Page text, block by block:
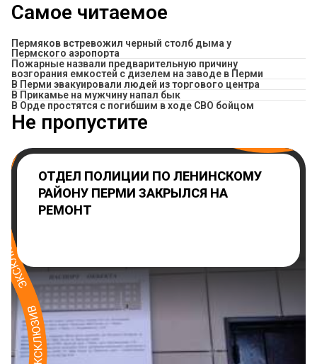
Самое читаемое
Пермяков встревожил черный столб дыма у
Пермского аэропорта
Пожарные назвали предварительную причину
возгорания емкостей с дизелем на заводе в Перми
В Перми эвакуировали людей из торгового центра
​В Прикамье на мужчину напал бык
В Орде простятся с погибшим в ходе СВО бойцом
Не пропустите
ОТДЕЛ ПОЛИЦИИ ПО ЛЕНИНСКОМУ
РАЙОНУ ПЕРМИ ЗАКРЫЛСЯ НА
РЕМОНТ